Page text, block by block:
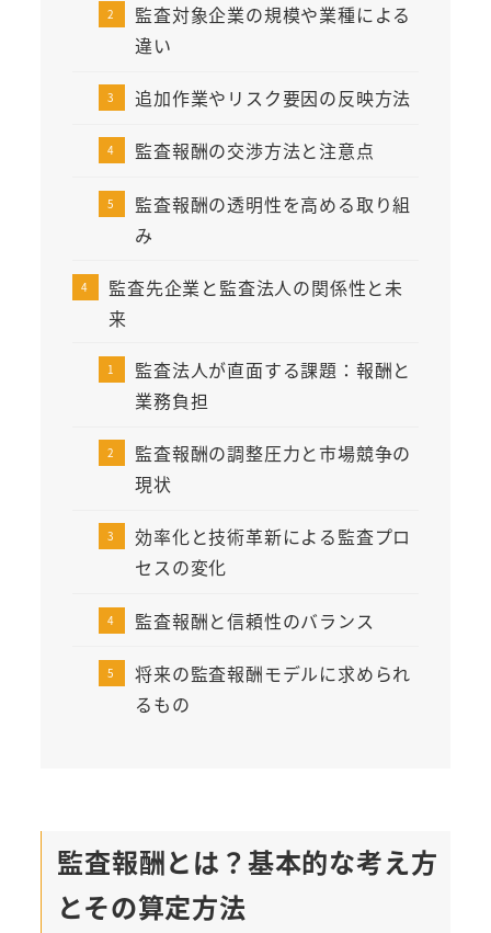
監査対象企業の規模や業種による
違い
追加作業やリスク要因の反映方法
監査報酬の交渉方法と注意点
監査報酬の透明性を高める取り組
み
監査先企業と監査法人の関係性と未
来
監査法人が直面する課題：報酬と
業務負担
監査報酬の調整圧力と市場競争の
現状
効率化と技術革新による監査プロ
セスの変化
監査報酬と信頼性のバランス
将来の監査報酬モデルに求められ
るもの
監査報酬とは？基本的な考え方
とその算定方法